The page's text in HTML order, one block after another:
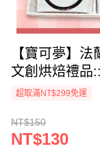
【寶可夢】
文創烘焙禮品::
超取滿NT$299免運
NT$150
NT$130